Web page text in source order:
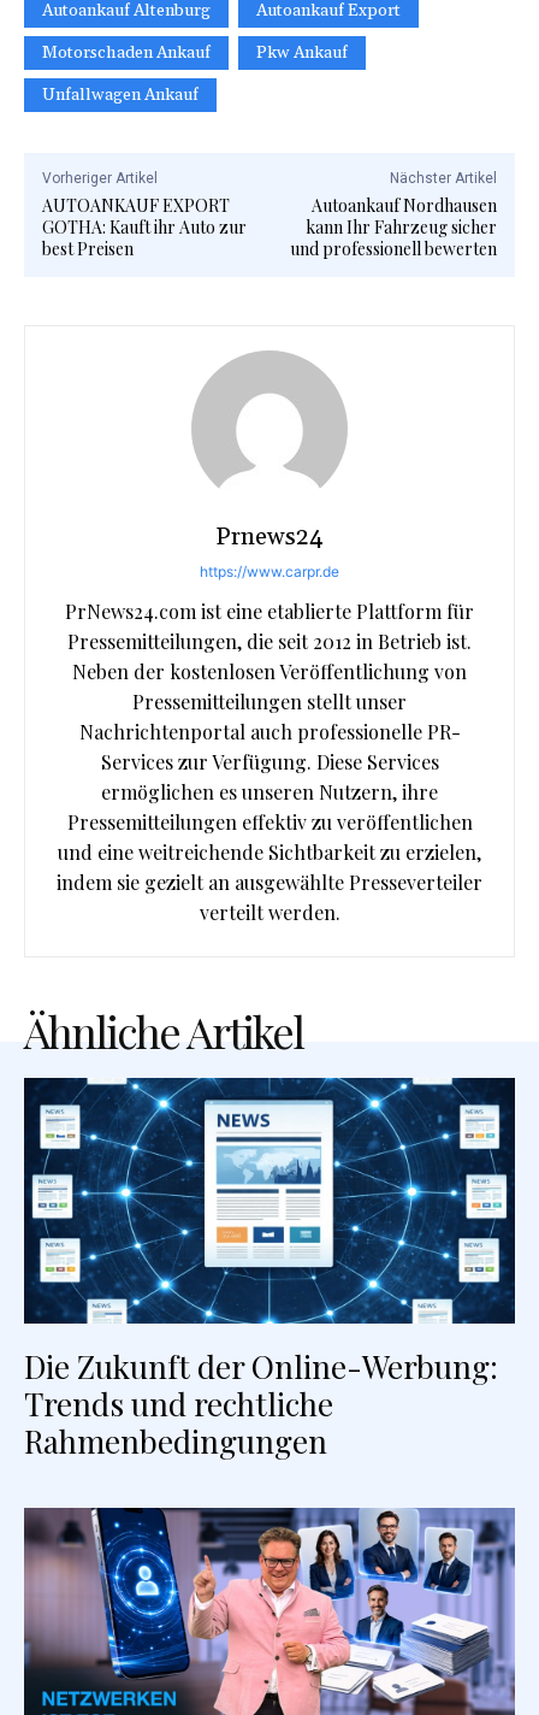
Autoankauf Altenburg
Autoankauf Export
Motorschaden Ankauf
Pkw Ankauf
Unfallwagen Ankauf
Vorheriger Artikel
AUTOANKAUF EXPORT
GOTHA: Kauft ihr Auto zur
best Preisen
Nächster Artikel
Autoankauf Nordhausen
kann Ihr Fahrzeug sicher
und professionell bewerten
Prnews24
https://www.carpr.de
PrNews24.com ist eine etablierte Plattform für
Pressemitteilungen, die seit 2012 in Betrieb ist.
Neben der kostenlosen Veröffentlichung von
Pressemitteilungen stellt unser
Nachrichtenportal auch professionelle PR-
Services zur Verfügung. Diese Services
ermöglichen es unseren Nutzern, ihre
Pressemitteilungen effektiv zu veröffentlichen
und eine weitreichende Sichtbarkeit zu erzielen,
indem sie gezielt an ausgewählte Presseverteiler
verteilt werden.
Ähnliche Artikel
Die Zukunft der Online-Werbung:
Trends und rechtliche
Rahmenbedingungen